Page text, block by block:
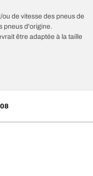
de vitesse des pneus de
pneus d'origine.
être adaptée à la taille